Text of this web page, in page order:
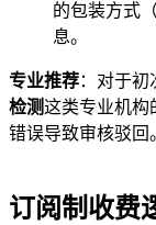
的包装方式
息。
专业推荐：对于初
检测这类专业机构
错误导致审核驳回
订阅制收费